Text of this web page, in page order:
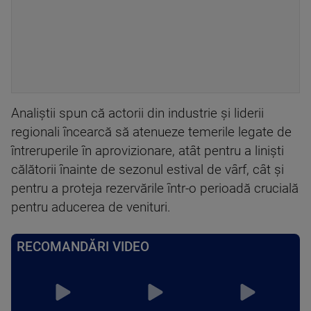
Analiștii spun că actorii din industrie și liderii
regionali încearcă să atenueze temerile legate de
întreruperile în aprovizionare, atât pentru a liniști
călătorii înainte de sezonul estival de vârf, cât și
pentru a proteja rezervările într-o perioadă crucială
pentru aducerea de venituri.
RECOMANDĂRI VIDEO